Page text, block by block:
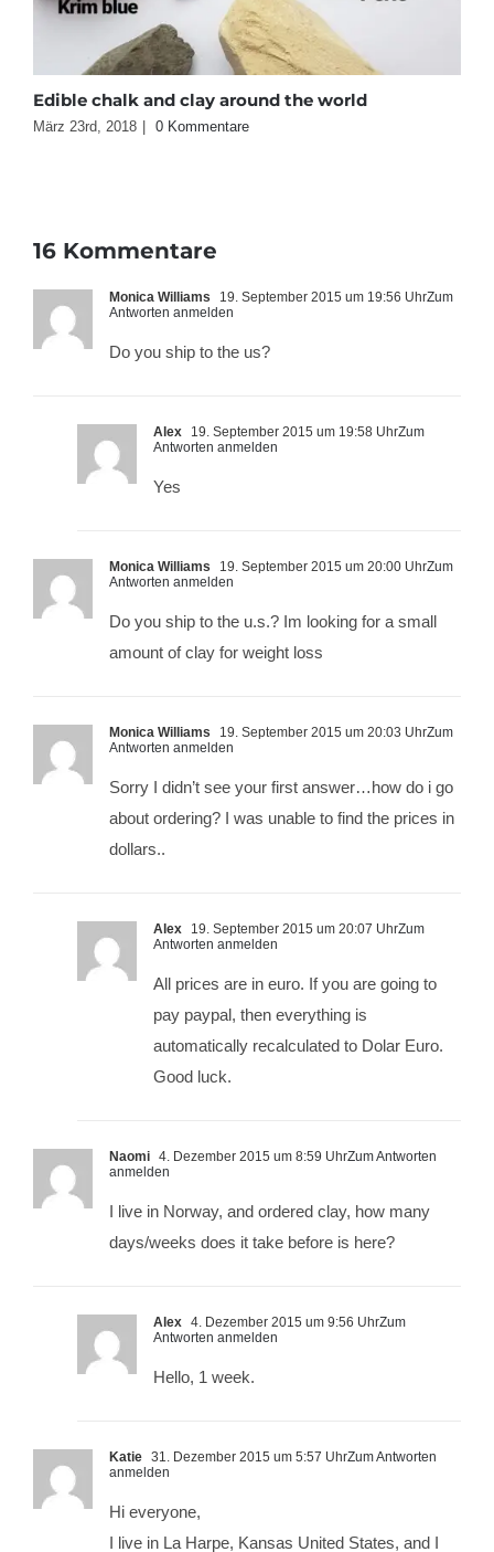
Edible chalk and clay around the world
März 23rd, 2018 0 Kommentare
16 Kommentare
Monica Williams 19. September 2015 um 19:56 UhrZum
Antworten anmelden
Do you ship to the us?
Alex 19. September 2015 um 19:58 UhrZum
Antworten anmelden
Yes
Monica Williams 19. September 2015 um 20:00 UhrZum
Antworten anmelden
Do you ship to the u.s.? Im looking for a small
amount of clay for weight loss
Monica Williams 19. September 2015 um 20:03 UhrZum
Antworten anmelden
Sorry I didn’t see your first answer…how do i go
about ordering? I was unable to find the prices in
dollars..
Alex 19. September 2015 um 20:07 UhrZum
Antworten anmelden
All prices are in euro. If you are going to
pay paypal, then everything is
automatically recalculated to Dolar Euro.
Good luck.
Naomi 4. Dezember 2015 um 8:59 UhrZum Antworten
anmelden
I live in Norway, and ordered clay, how many
days/weeks does it take before is here?
Alex 4. Dezember 2015 um 9:56 UhrZum
Antworten anmelden
Hello, 1 week.
Katie 31. Dezember 2015 um 5:57 UhrZum Antworten
anmelden
Hi everyone,
I live in La Harpe, Kansas United States, and I